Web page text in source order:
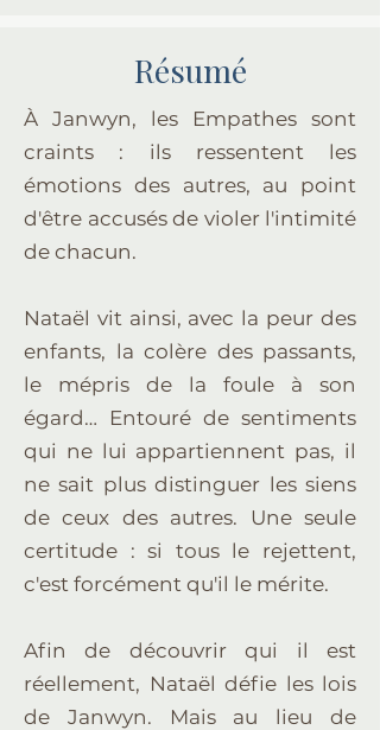
Résumé
À Janwyn, les Empathes sont
craints : ils ressentent les
émotions des autres, au point
d'être accusés de violer l'intimité
de chacun.
Nataël vit ainsi, avec la peur des
enfants, la colère des passants,
le mépris de la foule à son
égard… Entouré de sentiments
qui ne lui appartiennent pas, il
ne sait plus distinguer les siens
de ceux des autres. Une seule
certitude : si tous le rejettent,
c'est forcément qu'il le mérite.
Afin de découvrir qui il est
réellement, Nataël défie les lois
de Janwyn. Mais au lieu de